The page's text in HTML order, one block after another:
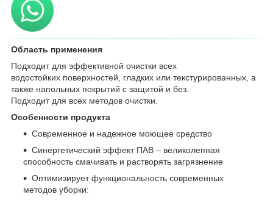
Область применения
Подходит для эффективной очистки всех
водостойких поверхностей, гладких или текстурированных, а
также напольных покрытий с защитой и без.
Подходит для всех методов очистки.
Особенности продукта
Современное и надежное моющее средство
Синергетический эффект ПАВ – великолепная
способность смачивать и растворять загрязнение
Оптимизирует функциональность современных
методов уборки: